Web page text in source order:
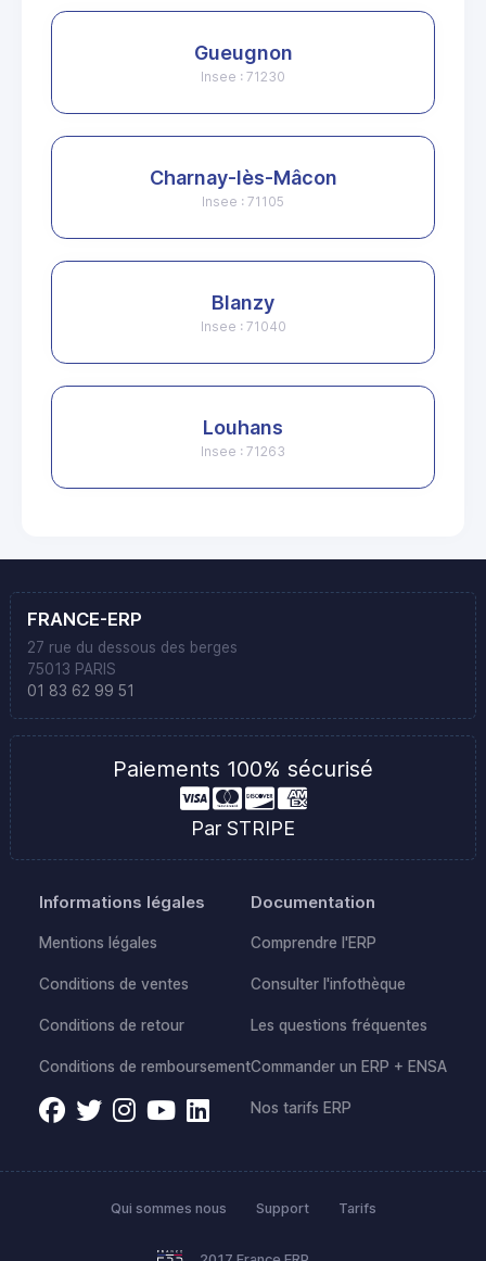
Gueugnon
Insee : 71230
Charnay-lès-Mâcon
Insee : 71105
Blanzy
Insee : 71040
Louhans
Insee : 71263
FRANCE-ERP
27 rue du dessous des berges
75013 PARIS
01 83 62 99 51
Paiements 100% sécurisé
Par STRIPE
Informations légales
Mentions légales
Conditions de ventes
Conditions de retour
Conditions de remboursement
Documentation
Comprendre l'ERP
Consulter l'infothèque
Les questions fréquentes
Commander un ERP + ENSA
Nos tarifs ERP
Qui sommes nous Support Tarifs